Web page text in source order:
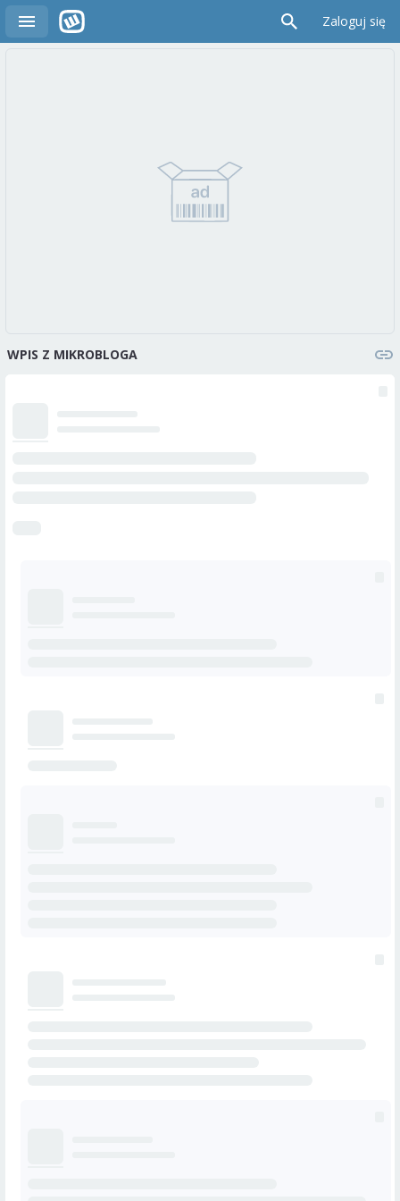
Zaloguj się
WPIS Z MIKROBLOGA